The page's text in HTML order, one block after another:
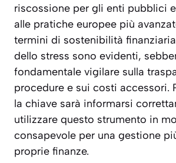
riscossione per gli enti pubblici e
alle pratiche europee più
termini di sostenibilità
dello stress sono evidenti,
fondamentale vigilare sulla
procedure e sui costi accessori.
la chiave sarà informarsi
utilizzare questo strumento in
consapevole per una gestione
proprie finanze.